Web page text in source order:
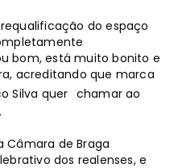
do espaço
bom, está muito bonito e
acreditando que marca
Silva quer chamar ao
Câmara de Braga
dos realenses, e